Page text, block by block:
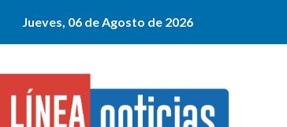
Jueves, 06 de Agosto de 2026